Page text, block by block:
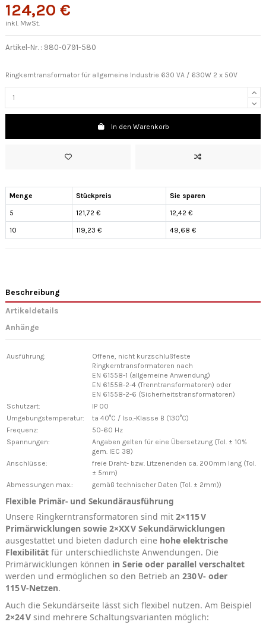
124,20 €
inkl. MwSt.
Artikel-Nr. : 980-0791-580
Ringkerntransformator für allgemeine Industrie 630 VA / 630W 2 x 50V
In den Warenkorb
Menge Stückpreis Sie sparen
5 121,72 € 12,42 €
10 119,23 € 49,68 €
Beschreibung
Artikeldetails
Anhänge
Ausführung:
Offene, nicht kurzschlußfeste
Ringkerntransformatoren nach
EN 61558-1 (allgemeine Anwendung)
EN 61558-2-4 (Trenntransformatoren) oder
EN 61558-2-6 (Sicherheitstransformatoren)
Schutzart:
IP 00
Umgebungstemperatur:
ta 40°C / Iso.-Klasse B (130°C)
Frequenz:
50-60 Hz
Spannungen:
Angaben gelten für eine Übersetzung (Tol. ± 10%
gem. IEC 38)
Anschlüsse:
freie Draht- bzw. Litzenenden ca. 200mm lang (Tol.
± 5mm)
Abmessungen max.:
gemäß technischer Daten (Tol. ± 2mm))
Flexible Primär- und Sekundärausführung
Unsere Ringkerntransformatoren sind mit 2×115 V
Primärwicklungen sowie 2×XX V Sekundärwicklungen
ausgestattet und bieten dadurch eine hohe elektrische
Flexibilität für unterschiedlichste Anwendungen. Die
Primärwicklungen können in Serie oder parallel verschaltet
werden und ermöglichen so den Betrieb an 230 V‑ oder
115 V‑Netzen.
Auch die Sekundärseite lässt sich flexibel nutzen. Am Beispiel
2×24 V sind mehrere Schaltungsvarianten möglich: